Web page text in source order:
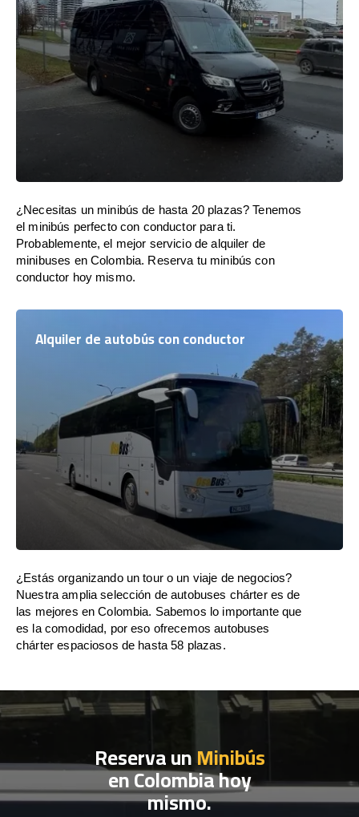
¿Necesitas un minibús de hasta 20 plazas? Tenemos
el minibús perfecto con conductor para ti.
Probablemente, el mejor servicio de alquiler de
minibuses en Colombia. Reserva tu minibús con
conductor hoy mismo.
Alquiler de autobús con conductor
¿Estás organizando un tour o un viaje de negocios?
Nuestra amplia selección de autobuses chárter es de
las mejores en Colombia. Sabemos lo importante que
es la comodidad, por eso ofrecemos autobuses
chárter espaciosos de hasta 58 plazas.
Reserva unMinibús
en Colombia hoy
mismo.